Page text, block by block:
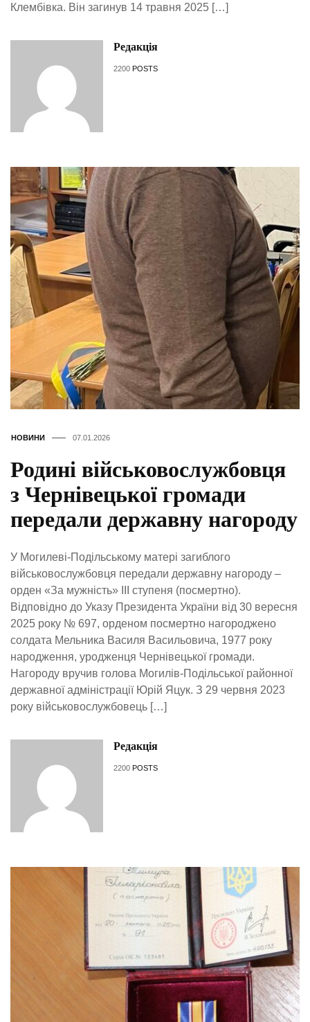
Клембівка. Він загинув 14 травня 2025 […]
Редакція
2200 POSTS
НОВИНИ 07.01.2026
Родині військовослужбовця
з Чернівецької громади
передали державну нагороду
У Могилеві-Подільському матері загиблого
військовослужбовця передали державну нагороду –
орден «За мужність» ІІІ ступеня (посмертно).
Відповідно до Указу Президента України від 30 вересня
2025 року № 697, орденом посмертно нагороджено
солдата Мельника Василя Васильовича, 1977 року
народження, уродженця Чернівецької громади.
Нагороду вручив голова Могилів-Подільської районної
державної адміністрації Юрій Яцук. З 29 червня 2023
року військовослужбовець […]
Редакція
2200 POSTS